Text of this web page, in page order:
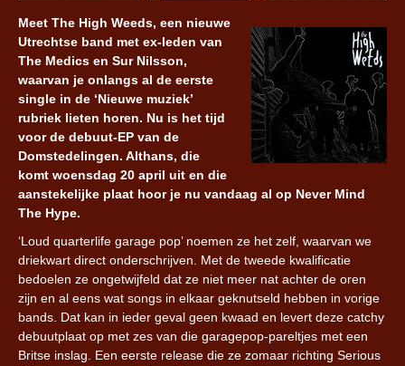
Meet The High Weeds, een nieuwe
Utrechtse band met ex-leden van
The Medics en Sur Nilsson,
waarvan je onlangs al de eerste
single in de ‘Nieuwe muziek’
rubriek lieten horen. Nu is het tijd
voor de debuut-EP van de
Domstedelingen. Althans, die
komt woensdag 20 april uit en die
aanstekelijke plaat hoor je nu vandaag al op Never Mind
The Hype.
‘Loud quarterlife garage pop’ noemen ze het zelf, waarvan we
driekwart direct onderschrijven. Met de tweede kwalificatie
bedoelen ze ongetwijfeld dat ze niet meer nat achter de oren
zijn en al eens wat songs in elkaar geknutseld hebben in vorige
bands. Dat kan in ieder geval geen kwaad en levert deze catchy
debuutplaat op met zes van die garagepop-pareltjes met een
Britse inslag. Een eerste release die ze zomaar richting Serious